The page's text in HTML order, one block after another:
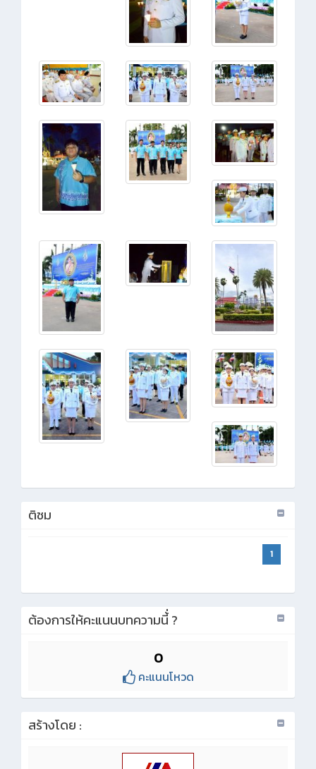
ติชม
1
ต้องการให้คะแนนบทความนี้่ ?
0
คะแนนโหวด
สร้างโดย :